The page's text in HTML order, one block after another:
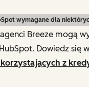
wymagane dla
Breeze mogą
Dowiedz się
z